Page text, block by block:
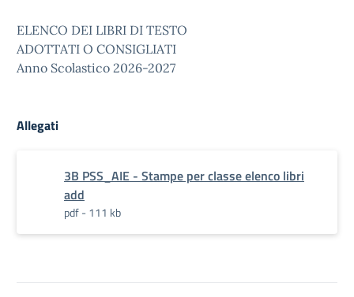
ELENCO DEI LIBRI DI TESTO
ADOTTATI O CONSIGLIATI
Anno Scolastico 2026-2027
Allegati
3B PSS_AIE - Stampe per classe elenco libri
add
pdf - 111 kb